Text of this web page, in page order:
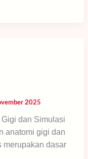
2025
dan Simulasi
anatomi gigi dan
merupakan dasar